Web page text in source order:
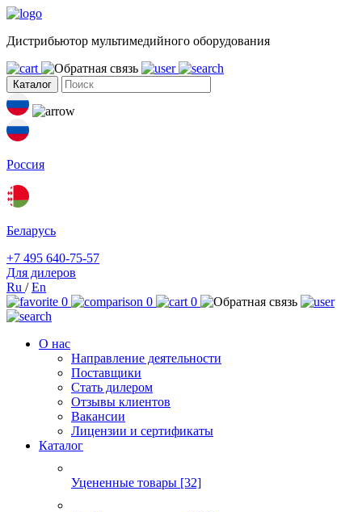
Дистрибьютор мультимедийного оборудования
Каталог
Россия
Беларусь
+7 495 640-75-57
Для дилеров
Ru /En
0
0 0
О нас
Направление деятельности
Поставщики
Стать дилером
Отзывы клиентов
Вакансии
Лицензии и сертификаты
Каталог
Уцененные товары [32]